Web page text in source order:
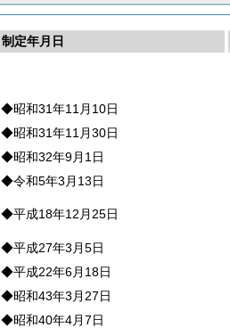
制定年月日
◆昭和31年11月10日
◆昭和31年11月30日
◆昭和32年9月1日
◆令和5年3月13日
◆平成18年12月25日
◆平成27年3月5日
◆平成22年6月18日
◆昭和43年3月27日
◆昭和40年4月7日